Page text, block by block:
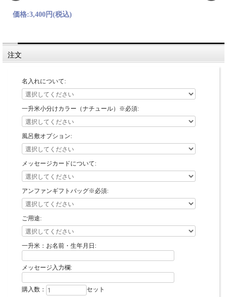
価格:3,400円(税込)
注文
名入れについて:
一升米小分けカラー（ナチュール）※必須:
風呂敷オプション:
メッセージカードについて:
アンファンギフトバッグ※必須:
ご用途:
一升米：お名前・生年月日:
メッセージ入力欄:
購入数： セット